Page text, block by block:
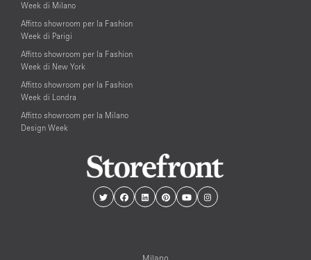
Week di Milano
Affitto showroom per la Fashion
Week di Parigi
Affitto showroom per la Fashion
Week di New York
Affitto showroom per la Fashion
Week di Londra
Affitto showroom per la Milano
Design Week